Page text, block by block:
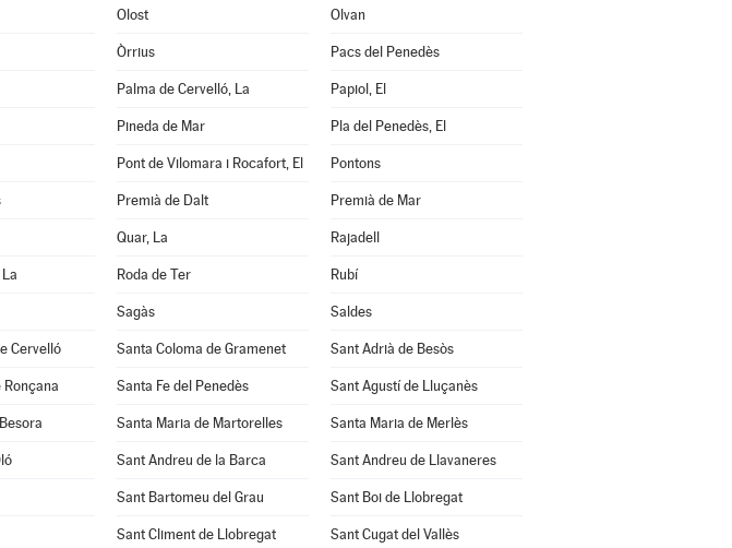
Olost Olvan
Òrrius Pacs del Penedès
Palma de Cervelló, La Papiol, El
Pineda de Mar Pla del Penedès, El
Pont de Vilomara i Rocafort, El Pontons
Premià de Dalt Premià de Mar
Quar, La Rajadell
Roda de Ter Rubí
Sagàs Saldes
Cervelló Santa Coloma de Gramenet Sant Adrià de Besòs
Ronçana Santa Fe del Penedès Sant Agustí de Lluçanès
Santa Maria de Martorelles Santa Maria de Merlès
Sant Andreu de la Barca Sant Andreu de Llavaneres
Sant Bartomeu del Grau Sant Boi de Llobregat
Sant Climent de Llobregat Sant Cugat del Vallès